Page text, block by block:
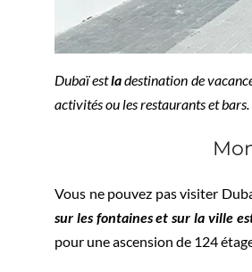
Dubaï estladestination de
activités ou les restaurants et
Vous ne pouvez pas visiter
sur les fontaines et sur la ville
pour une ascension de 124